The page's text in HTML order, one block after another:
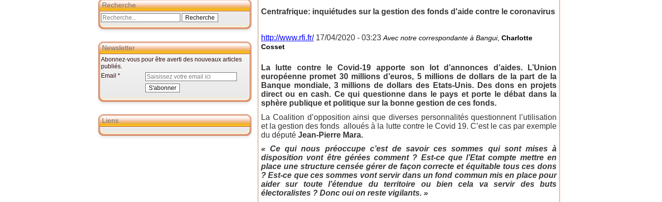
Recherche
Newsletter
Abonnez-vous pour être averti des nouveaux articles
publiés.
Email
Liens
Centrafrique: inquiétudes sur la gestion des fonds d'aide contre le coronavirus
http://www.rfi.fr/17/04/2020 - 03:23 Avec notre correspondante à Bangui, Charlotte
Cosset
La lutte contre le Covid-19 apporte son lot d’annonces d’aides. L’Union
européenne promet 30 millions d’euros, 5 millions de dollars de la part de la
Banque mondiale, 3 millions de dollars des Etats-Unis. Des dons en projets
direct ou en cash. Ce qui questionne dans le pays et porte le débat dans la
sphère publique et politique sur la bonne gestion de ces fonds.
La Coalition d’opposition ainsi que diverses personnalités questionnent l’utilisation
et la gestion des fonds alloués à la lutte contre le Covid 19. C’est le cas par exemple
du député Jean-Pierre Mara.
« Ce qui nous préoccupe c’est de savoir ces sommes qui sont mises à
disposition vont être gérées comment ? Est-ce que l’Etat compte mettre en
place une structure censée gérer de façon correcte et équitable tous ces dons
? Est-ce que ces sommes vont servir dans un fond commun mis en place pour
aider sur toute l’étendue du territoire ou bien cela va servir des buts
électoralistes ? Donc oui on reste vigilants. »